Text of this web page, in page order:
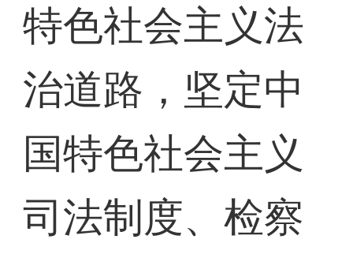
特色社会主义法
治道路，坚定中
国特色社会主义
司法制度、检察